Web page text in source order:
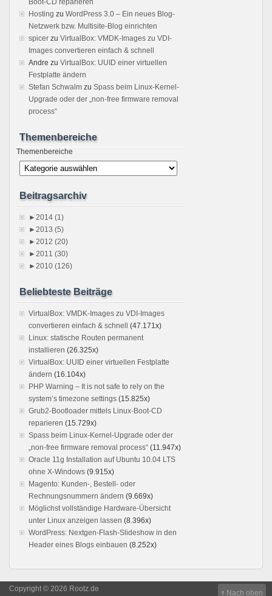
Hosting zu WordPress 3.0 – Ein neues Blog-
Netzwerk bzw. Multisite-Blog einrichten
spicer zu VirtualBox: VMDK-Images zu VDI-
Images convertieren einfach & schnell
Andre zu VirtualBox: UUID einer virtuellen
Festplatte ändern
Stefan Schwalm zu Spass beim Linux-Kernel-
Upgrade oder der „non-free firmware removal
process“
Themenbereiche
Themenbereiche
Beitragsarchiv
► 2014 (1)
► 2013 (5)
► 2012 (20)
► 2011 (30)
► 2010 (126)
Beliebteste Beiträge
VirtualBox: VMDK-Images zu VDI-Images
convertieren einfach & schnell (47.171x)
Linux: statische Routen permanent
installieren (26.325x)
VirtualBox: UUID einer virtuellen Festplatte
ändern (16.104x)
PHP Warning – It is not safe to rely on the
system’s timezone settings (15.825x)
Grub2-Bootloader mittels Linux-Boot-CD
reparieren (15.729x)
Spass beim Linux-Kernel-Upgrade oder der
„non-free firmware removal process“ (11.947x)
Oracle 11g Installation auf Ubuntu 10.04 LTS
ohne X-Windows (9.915x)
Magento: Kunden-, Bestell- oder
Rechnungsnummern ändern (9.669x)
Möglichst vollständige Hardware-Übersicht
unter Linux anzeigen lassen (8.396x)
WordPress: Nextgen-Flash-Slideshow in den
Header eines Blogs einbauen (8.252x)
Copyright © 2026 Rootz.de
↑ Nach oben